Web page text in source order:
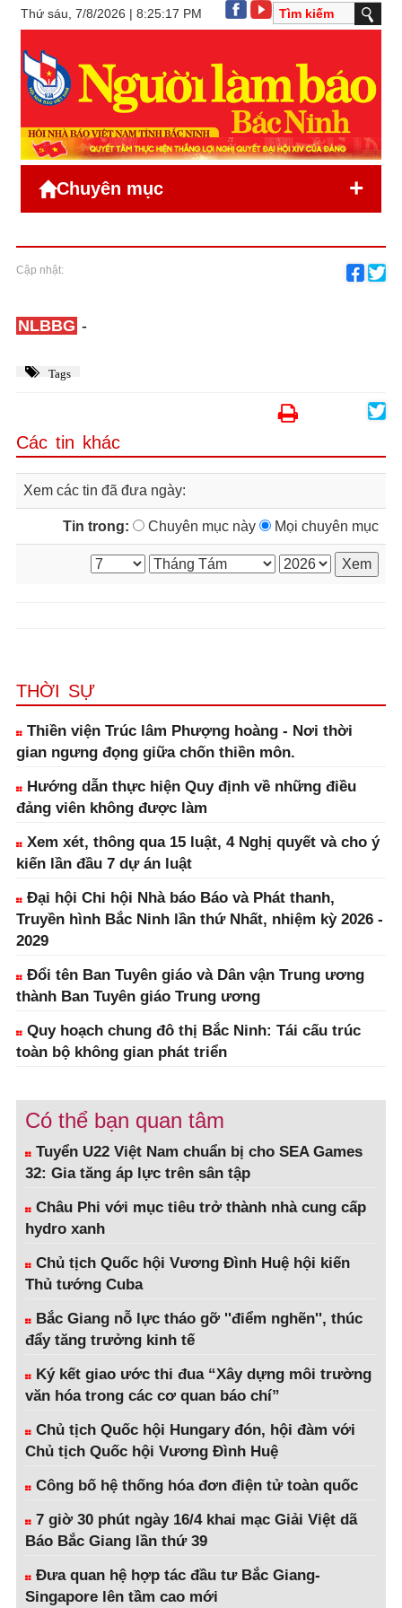
Thứ sáu, 7/8/2026 | 8:25:17 PM
Chuyên mục +
Cập nhật:
NLBBG -
Tags
Các tin khác
Xem các tin đã đưa ngày:
Tin trong: Chuyên mục này Mọi chuyên mục
THỜI SỰ
Thiền viện Trúc lâm Phượng hoàng - Nơi thời
gian ngưng đọng giữa chốn thiền môn.
Hướng dẫn thực hiện Quy định về những điều
đảng viên không được làm
Xem xét, thông qua 15 luật, 4 Nghị quyết và cho ý
kiến lần đầu 7 dự án luật
Đại hội Chi hội Nhà báo Báo và Phát thanh,
Truyền hình Bắc Ninh lần thứ Nhất, nhiệm kỳ 2026 -
2029
Đổi tên Ban Tuyên giáo và Dân vận Trung ương
thành Ban Tuyên giáo Trung ương
Quy hoạch chung đô thị Bắc Ninh: Tái cấu trúc
toàn bộ không gian phát triển
Có thể bạn quan tâm
Tuyển U22 Việt Nam chuẩn bị cho SEA Games
32: Gia tăng áp lực trên sân tập
Châu Phi với mục tiêu trở thành nhà cung cấp
hydro xanh
Chủ tịch Quốc hội Vương Đình Huệ hội kiến
Thủ tướng Cuba
Bắc Giang nỗ lực tháo gỡ ''điểm nghẽn'', thúc
đẩy tăng trưởng kinh tế
Ký kết giao ước thi đua “Xây dựng môi trường
văn hóa trong các cơ quan báo chí”
Chủ tịch Quốc hội Hungary đón, hội đàm với
Chủ tịch Quốc hội Vương Đình Huệ
Công bố hệ thống hóa đơn điện tử toàn quốc
7 giờ 30 phút ngày 16/4 khai mạc Giải Việt dã
Báo Bắc Giang lần thứ 39
Đưa quan hệ hợp tác đầu tư Bắc Giang-
Singapore lên tầm cao mới